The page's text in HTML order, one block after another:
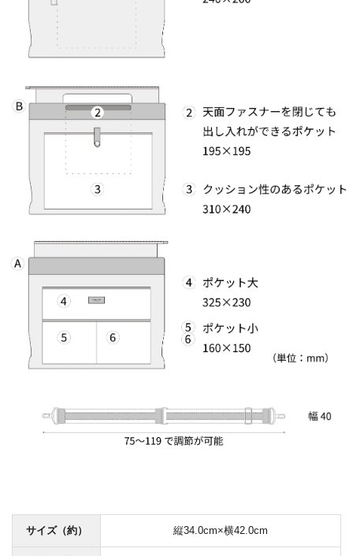
サイズ（約） 縦34.0cm×横42.0cm